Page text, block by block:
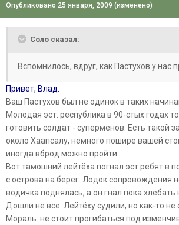
Опубликовано 25 января, 2009 (изменено)
Соло сказал:
Вспомнилось, вдруг, как Пастухов у
Привет, Влад.
Ваш Пастухов был не одинок в таких
Молодая эст. республика в 90-стых годах
готовить солдат - суперменов. Есть такой
около Хаапсалу, немного пошире вашей
иногда вброд можно пройти.
Вот тамошний лейтёха погнал эст.ребят в
с острова на берег. Лодок сопровождения
водичка поднялась, а он гнал пока хлебать
Дошли не все. Лейтёху судили, но как-то не
Мораль: не стоит прогибаться под